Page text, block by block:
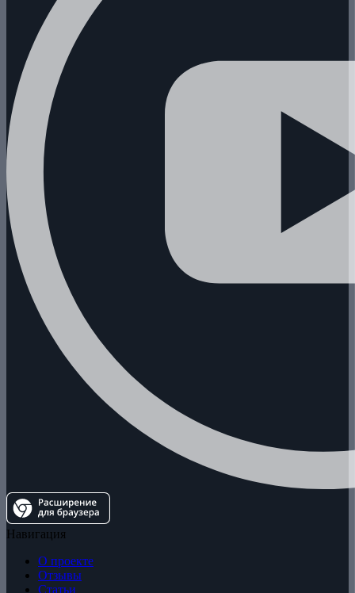
Навигация
О проекте
Отзывы
Статьи